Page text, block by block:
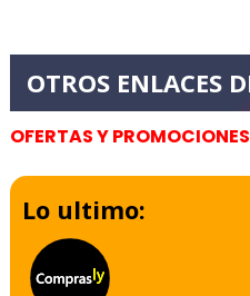
OFERTAS Y PROMOCIONES
Lo ultimo: